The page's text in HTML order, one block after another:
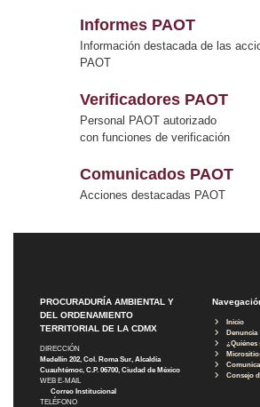
Informes PAOT
Información destacada de las
PAOT
Verificadores PAOT
Personal PAOT autorizado
con funciones de verificación
Comunicados PAOT
Acciones destacadas PAOT
PROCURADURÍA AMBIENTAL Y
DEL ORDENAMIENTO
TERRITORIAL DE LA CDMX
DIRECCIÓN
Medellín 202, Col. Roma Sur, Alcaldía
Cuauhtémoc, C.P. 06700, Ciudad de México
WEB E-MAIL
Correo Institucional
TELÉFONO
Inicio
Denuncia
¿Quiénes
Consejo